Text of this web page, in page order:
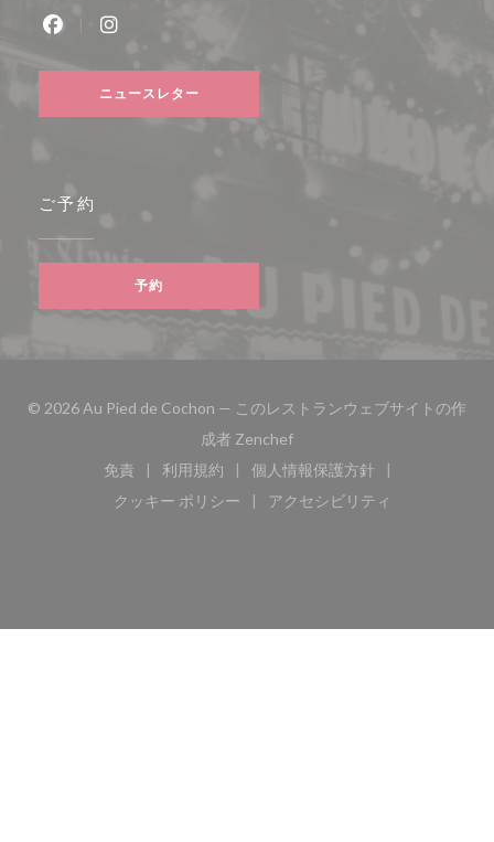
ニュースレター
ご予約
予約
© 2026 Au Pied de Cochon — このレストランウェブサイトの作
成者 Zenchef((新しいウィンドウで開きま
免責
((新しいウィンドウで開きます))
利用規約
((新しいウィンドウで開きます))
個人情報保護方針
((新しいウィンドウで開
クッキー ポリシー
((新しいウィンドウで開きます))
アクセシビリティ
((新しいウィンドウで